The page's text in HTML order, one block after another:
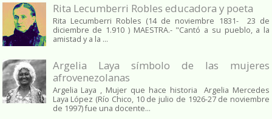
Rita Lecumberri Robles educadora y poeta
Rita Lecumberri Robles (14 de noviembre 1831- 23 de
diciembre de 1.910 ) MAESTRA.- "Cantó a su pueblo, a la
amistad y a la ...
Argelia Laya símbolo de las mujeres
afrovenezolanas
Argelia Laya , Mujer que hace historia Argelia Mercedes
Laya López (Río Chico, 10 de julio de 1926-27 de noviembre
de 1997) fue una docente...